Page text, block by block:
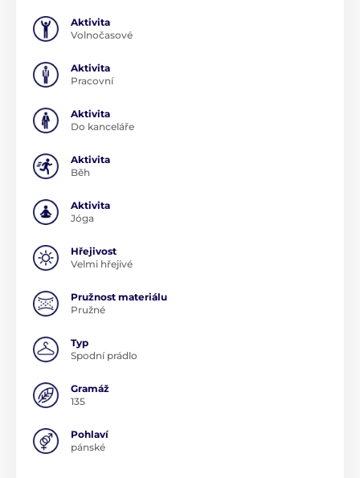
Aktivita
Volnočasové
Aktivita
Pracovní
Aktivita
Do kanceláře
Aktivita
Běh
Aktivita
Jóga
Hřejivost
Velmi hřejivé
Pružnost materiálu
Pružné
Typ
Spodní prádlo
Gramáž
135
Pohlaví
pánské